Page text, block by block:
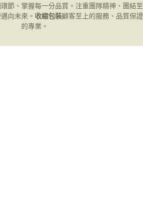
節、掌握每一分品質。注重團隊精神、團結至
向未來。 收縮包裝顧客至上的服務、品質保證
的專業。